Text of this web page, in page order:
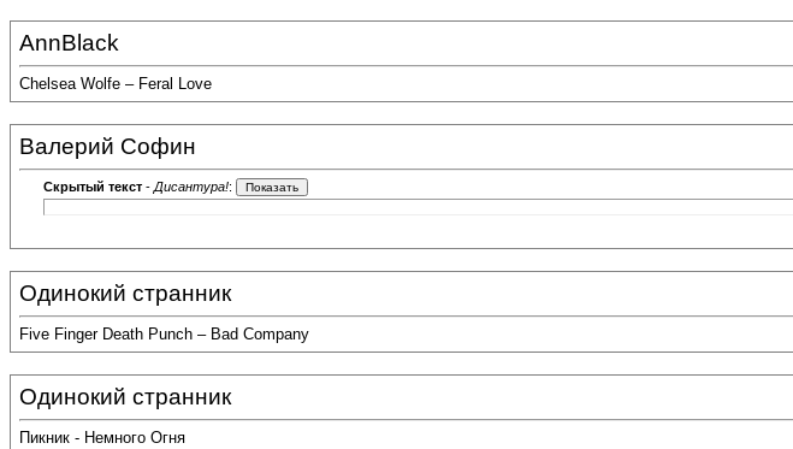
AnnBlack
Chelsea Wolfe – Feral Love
Валерий Софин
Скрытый текст - Дисантура!:
Одинокий странник
Five Finger Death Punch – Bad Company
Одинокий странник
Пикник - Немного Огня